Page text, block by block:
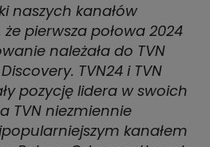
naszych kanałów
pierwsza połowa 2024
należała do TVN
TVN24 i TVN
pozycję lidera w swoich
TVN niezmiennie
kanałem